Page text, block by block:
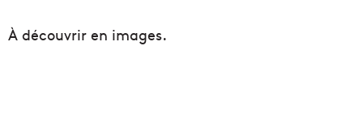
À découvrir en images.